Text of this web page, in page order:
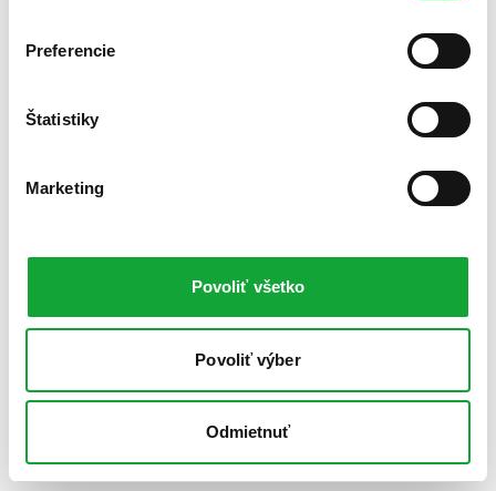
Preferencie
Štatistiky
Marketing
Povoliť všetko
Povoliť výber
Odmietnuť